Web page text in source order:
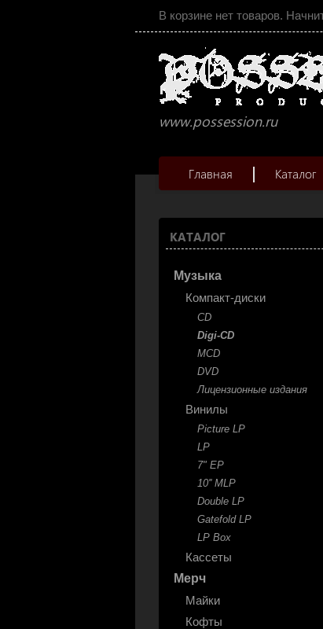
В корзине нет товаров.
www.possession.ru
Главная Каталог
КАТАЛОГ
Музыка
Компакт-диски
CD
Digi-CD
MCD
DVD
Лицензионные издания
Винилы
Picture LP
LP
7" EP
10'' MLP
Double LP
Gatefold LP
LP Box
Кассеты
Мерч
Майки
Кофты